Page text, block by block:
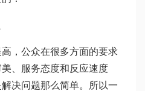
，公众在很多方面的要求
、服务态度和反应速度
决问题那么简单。所以一